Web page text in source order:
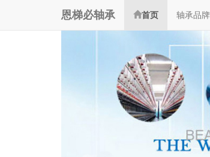
恩梯必轴承 首页 轴承品牌